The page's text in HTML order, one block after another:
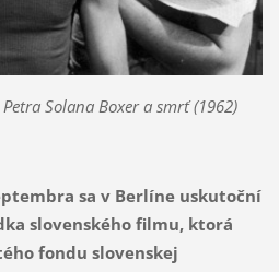
Solana Boxer a smrť(1962)
sa v Berlíne uskutoční
slovenského filmu, ktorá
fondu slovenskej